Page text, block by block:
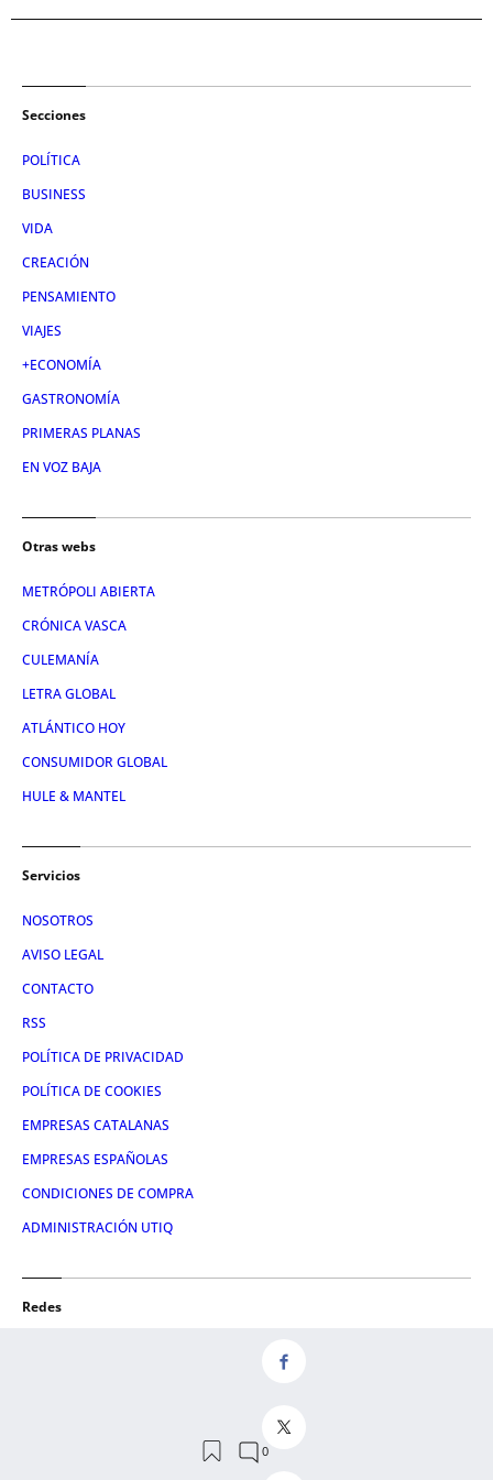
Secciones
POLÍTICA
BUSINESS
VIDA
CREACIÓN
PENSAMIENTO
VIAJES
+ECONOMÍA
GASTRONOMÍA
PRIMERAS PLANAS
EN VOZ BAJA
Otras webs
METRÓPOLI ABIERTA
CRÓNICA VASCA
CULEMANÍA
LETRA GLOBAL
ATLÁNTICO HOY
CONSUMIDOR GLOBAL
HULE & MANTEL
Servicios
NOSOTROS
AVISO LEGAL
CONTACTO
RSS
POLÍTICA DE PRIVACIDAD
POLÍTICA DE COOKIES
EMPRESAS CATALANAS
EMPRESAS ESPAÑOLAS
CONDICIONES DE COMPRA
ADMINISTRACIÓN UTIQ
Redes